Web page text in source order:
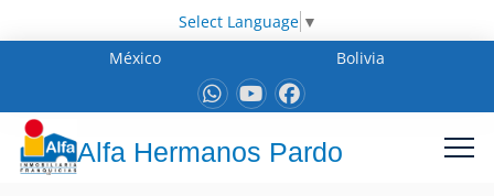
Select Language ▼
México
Bolivia
Alfa Hermanos Pardo